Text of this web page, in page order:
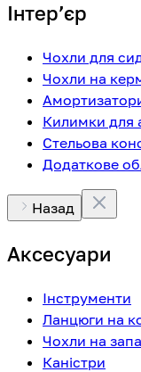
Інтерʼєр
Чохли для
Чохли на
Килимки для
Стельова
Додаткове
Назад
Аксесуари
Інструменти
Ланцюги на
Чохли на
Каністри